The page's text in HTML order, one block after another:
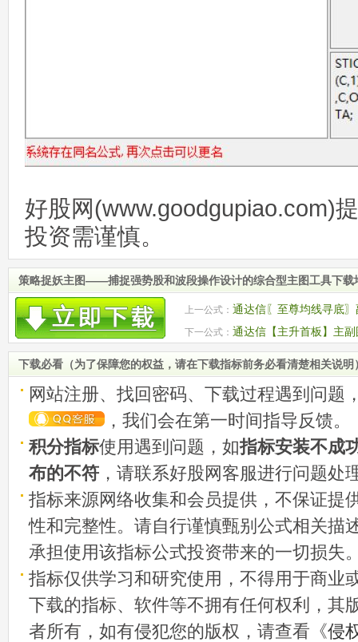
好股网(www.goodgupiao.com)
投资需谨慎。
策略捉妖主图——捕捉强势股和波段操作设计的综合型主图工具下载
上一公式： 通达信〖至尊均线寻底
抄底标的
下一公式： 通达信【主升首板】主
金进场的启动个股
下载必看（为了保障您的权益，请在下载指标前务必看清楚相关说明
网站注册、找回密码、下载过程遇到问题
，我们会在第一时间指导反馈。
积分指标使用遇到问题，如指标安装不成
布的不符 ，请联系好股网客服进行问题处
指标来源网络收集和会员提供，不保证提
性和完整性。请自行谨慎甄别公式相关描
承担使用该指标公式投资带来的一切损失
指标仅供学习和研究使用，不得用于商业
下载的指标、软件等不拥有任何权利，其
者所有，如有侵犯您的版权，请查看《侵